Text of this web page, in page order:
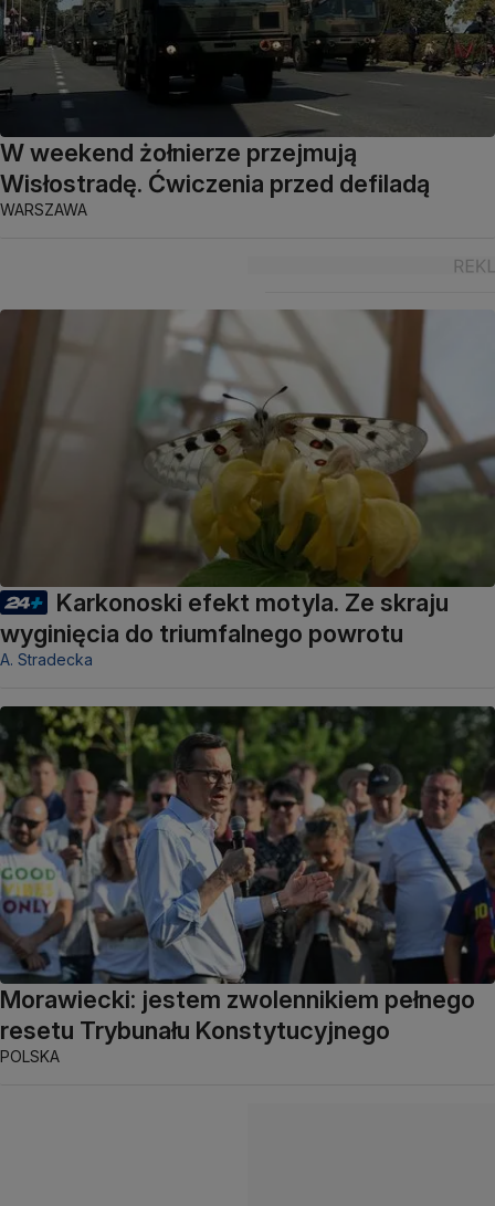
W weekend żołnierze przejmują
Wisłostradę. Ćwiczenia przed defiladą
WARSZAWA
Karkonoski efekt motyla. Ze skraju
wyginięcia do triumfalnego powrotu
A. Stradecka
Morawiecki: jestem zwolennikiem pełnego
resetu Trybunału Konstytucyjnego
POLSKA